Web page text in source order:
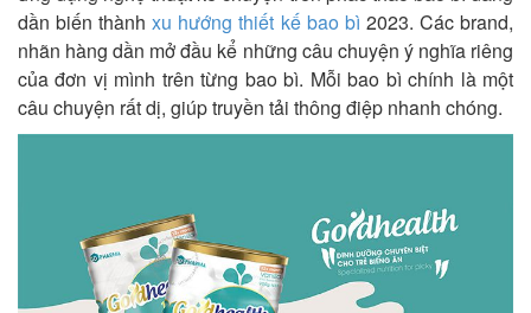
dần biến thànhxu hướng thiết kế bao bì 2023. Các brand,
nhãn hàng dần mở đầu kể những câu chuyện ý nghĩa riêng
của đơn vị mình trên từng bao bì. Mỗi bao bì chính là một
câu chuyện rất dị, giúp truyền tải thông điệp nhanh chóng.